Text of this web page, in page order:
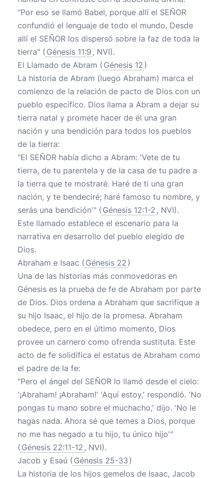
"Por eso se llamó Babel, porque allí el SEÑOR
confundió el lenguaje de todo el mundo. Desde
allí el SEÑOR los dispersó sobre la faz de toda la
tierra" ( Génesis 11:9 , NVI).
El Llamado de Abram ( Génesis 12 )
La historia de Abram (luego Abraham) marca el
comienzo de la relación de pacto de Dios con un
pueblo específico. Dios llama a Abram a dejar su
tierra natal y promete hacer de él una gran
nación y una bendición para todos los pueblos
de la tierra:
"El SEÑOR había dicho a Abram: 'Vete de tu
tierra, de tu parentela y de la casa de tu padre a
la tierra que te mostraré. Haré de ti una gran
nación, y te bendeciré; haré famoso tu nombre, y
serás una bendición'" ( Génesis 12:1-2 , NVI).
Este llamado establece el escenario para la
narrativa en desarrollo del pueblo elegido de
Dios.
Abraham e Isaac ( Génesis 22 )
Una de las historias más conmovedoras en
Génesis es la prueba de fe de Abraham por parte
de Dios. Dios ordena a Abraham que sacrifique a
su hijo Isaac, el hijo de la promesa. Abraham
obedece, pero en el último momento, Dios
provee un carnero como ofrenda sustituta. Este
acto de fe solidifica el estatus de Abraham como
el padre de la fe:
"Pero el ángel del SEÑOR lo llamó desde el cielo:
'¡Abraham! ¡Abraham!' 'Aquí estoy,' respondió. 'No
pongas tu mano sobre el muchacho,' dijo. 'No le
hagas nada. Ahora sé que temes a Dios, porque
no me has negado a tu hijo, tu único hijo'"
( Génesis 22:11-12 , NVI).
Jacob y Esaú ( Génesis 25-33 )
La historia de los hijos gemelos de Isaac, Jacob